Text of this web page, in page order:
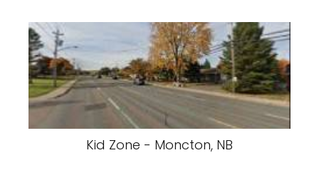
Kid Zone - Moncton, NB